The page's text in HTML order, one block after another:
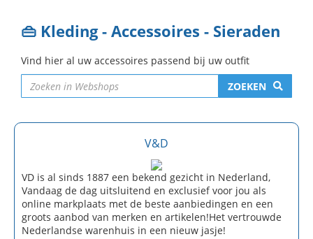
👜 Kleding - Accessoires - Sieraden
Vind hier al uw accessoires passend bij uw outfit
ZOEKEN
V&D
VD is al sinds 1887 een bekend gezicht in Nederland,
Vandaag de dag uitsluitend en exclusief voor jou als
online markplaats met de beste aanbiedingen en een
groots aanbod van merken en artikelen!Het vertrouwde
Nederlandse warenhuis in een nieuw jasje!